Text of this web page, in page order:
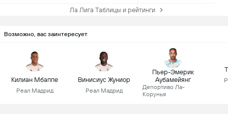
Ла Лига Таблицы и рейтинги
Возможно, вас заинтересует
Килиан Мбаппе
Реал Мадрид
Винисиус Жуниор
Реал Мадрид
Пьер-Эмерик
Аубамейянг
Депортиво Ла-
Корунья